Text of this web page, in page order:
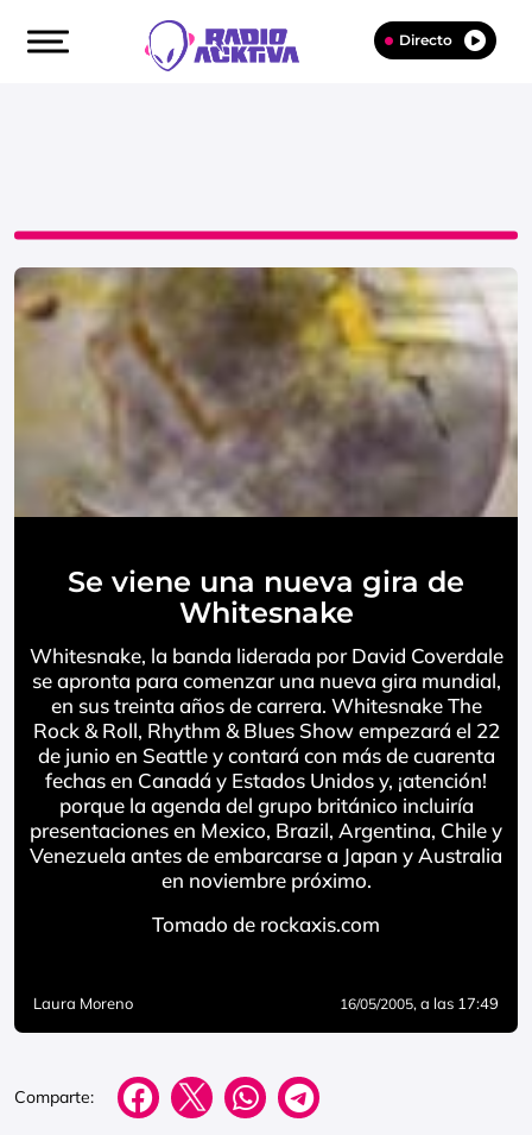
Directo
Se viene una nueva gira de
Whitesnake
Whitesnake, la banda liderada por David Coverdale
se apronta para comenzar una nueva gira mundial,
en sus treinta años de carrera. Whitesnake The
Rock & Roll, Rhythm & Blues Show empezará el 22
de junio en Seattle y contará con más de cuarenta
fechas en Canadá y Estados Unidos y, ¡atención!
porque la agenda del grupo británico incluiría
presentaciones en Mexico, Brazil, Argentina, Chile y
Venezuela antes de embarcarse a Japan y Australia
en noviembre próximo.
Tomado de rockaxis.com
Laura Moreno 16/05/2005, a las 17:49
Comparte: